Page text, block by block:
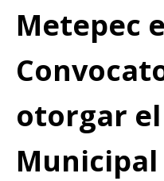
Metepec
otorgar
Municipal